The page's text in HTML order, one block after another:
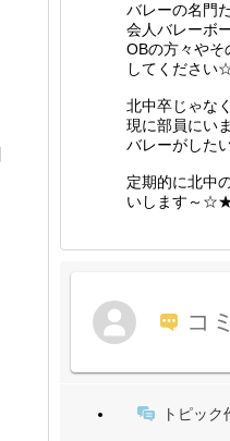
バレーの名門
会人バレーボ
OBの方々やそ
してください
北中卒じゃな
現に部員にい
バレーがした
定期的に北中
いします～
コ
トピック